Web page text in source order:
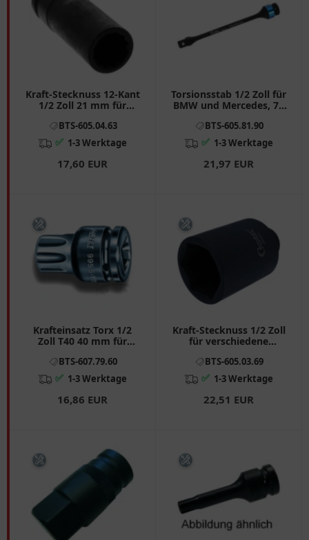
Kraft-Stecknuss 12-Kant
1/2 Zoll 21 mm für
BTS-605.04.63
✅ 1-3 Werktage
17,60 EUR
Torsionsstab 1/2 Zoll für
BMW und Mercedes, 75
BTS-605.81.90
✅ 1-3 Werktage
21,97 EUR
Krafteinsatz Torx 1/2
Zoll T40 40 mm für
BTS-607.79.60
✅ 1-3 Werktage
16,86 EUR
Kraft-Stecknuss 1/2 Zoll
für verschiedene
BTS-605.03.69
✅ 1-3 Werktage
22,51 EUR